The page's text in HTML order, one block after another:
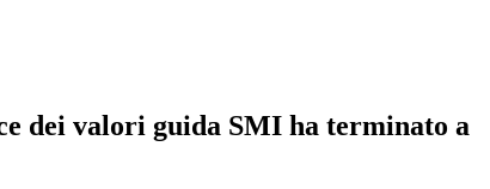
dei valori guida SMI ha terminato a